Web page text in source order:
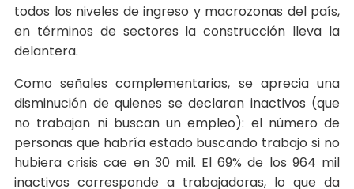
todos los niveles de ingreso y macrozonas del país,
en términos de sectores la construcción lleva la
delantera.
Como señales complementarias, se aprecia una
disminución de quienes se declaran inactivos (que
no trabajan ni buscan un empleo): el número de
personas que habría estado buscando trabajo si no
hubiera crisis cae en 30 mil. El 69% de los 964 mil
inactivos corresponde a trabajadoras, lo que da